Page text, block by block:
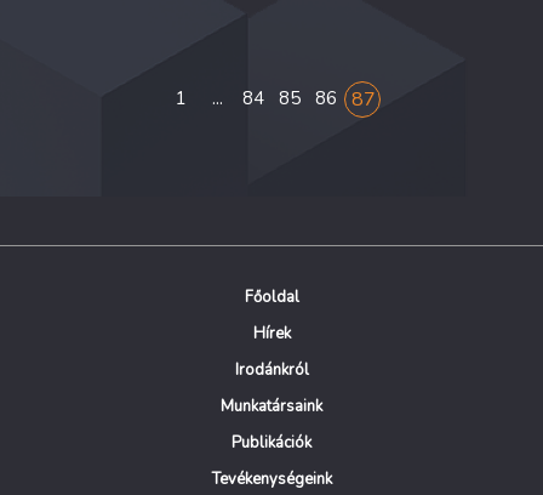
1 ... 84 85 86 87
Főoldal
Hírek
Irodánkról
Munkatársaink
Publikációk
Tevékenységeink